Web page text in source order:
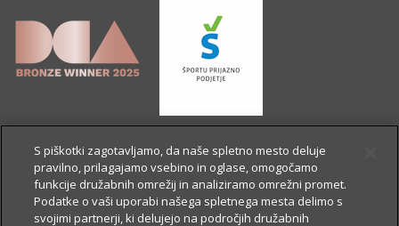
S piškotki zagotavljamo, da naše spletno mesto deluje
pravilno, prilagajamo vsebino in oglase, omogočamo
funkcije družabnih omrežij in analiziramo omrežni promet.
Podatke o vaši uporabi našega spletnega mesta delimo s
svojimi partnerji, ki delujejo na področjih družabnih